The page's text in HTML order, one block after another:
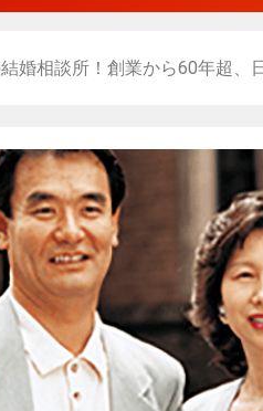
結婚相談所！創業から60年超、